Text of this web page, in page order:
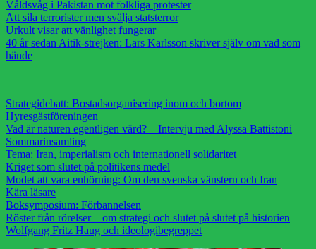
Våldsvåg i Pakistan mot folkliga protester
Att sila terrorister men svälja statsterror
Urkult visar att vänlighet fungerar
40 år sedan Aitik-strejken: Lars Karlsson skriver själv om vad som
hände
Strategidebatt: Bostadsorganisering inom och bortom
Hyresgästföreningen
Vad är naturen egentligen värd? – Intervju med Alyssa Battistoni
Sommarinsamling
Tema: Iran, imperialism och internationell solidaritet
Kriget som slutet på politikens medel
Modet att vara enhörning: Om den svenska vänstern och Iran
Kära läsare
Boksymposium: Förbannelsen
Röster från rörelser – om strategi och slutet på slutet på historien
Wolfgang Fritz Haug och ideologibegreppet